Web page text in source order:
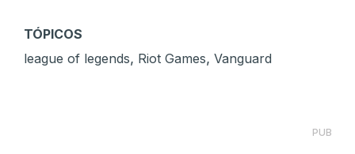
TÓPICOS
league of legends, Riot Games, Vanguard
PUB